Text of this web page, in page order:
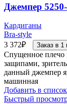
Джемпер
Кардиганы
Bra-style
3 372₽ Заказ в 1
Спущенное плечо
защипами,
данный джемпер
машинная
Добавить в
Быстрый